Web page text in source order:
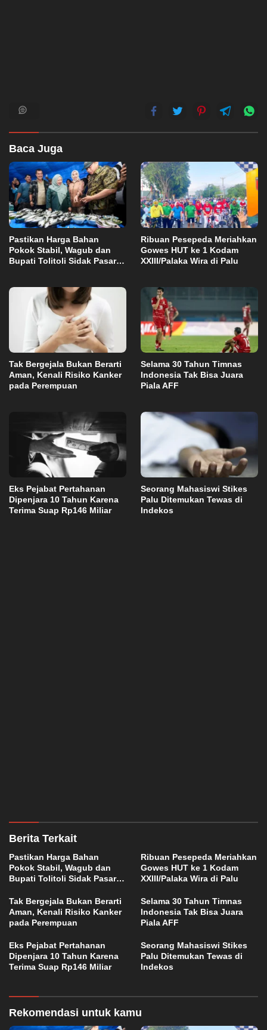
Baca Juga
Pastikan Harga Bahan
Pokok Stabil, Wagub dan
Bupati Tolitoli Sidak Pasar
Ribuan Pesepeda Meriahkan
Gowes HUT ke 1 Kodam
XXIII/Palaka Wira di Palu
Tak Bergejala Bukan Berarti
Aman, Kenali Risiko Kanker
pada Perempuan
Selama 30 Tahun Timnas
Indonesia Tak Bisa Juara
Piala AFF
Eks Pejabat Pertahanan
Dipenjara 10 Tahun Karena
Terima Suap Rp146 Miliar
Seorang Mahasiswi Stikes
Palu Ditemukan Tewas di
Indekos
Berita Terkait
Pastikan Harga Bahan
Pokok Stabil, Wagub dan
Bupati Tolitoli Sidak Pasar
Ribuan Pesepeda Meriahkan
Gowes HUT ke 1 Kodam
XXIII/Palaka Wira di Palu
Tak Bergejala Bukan Berarti
Aman, Kenali Risiko Kanker
pada Perempuan
Selama 30 Tahun Timnas
Indonesia Tak Bisa Juara
Piala AFF
Eks Pejabat Pertahanan
Dipenjara 10 Tahun Karena
Terima Suap Rp146 Miliar
Seorang Mahasiswi Stikes
Palu Ditemukan Tewas di
Indekos
Rekomendasi untuk kamu